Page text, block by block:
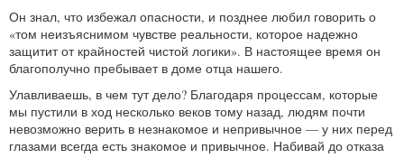
Он знал, что избежал опасности, и позднее любил говорить о
«том неизъяснимом чувстве реальности, которое надежно
защитит от крайностей чистой логики». В настоящее время он
благополучно пребывает в доме отца нашего.
Улавливаешь, в чем тут дело? Благодаря процессам, которые
мы пустили в ход несколько веков тому назад, людям почти
невозможно верить в незнакомое и непривычное — у них перед
глазами всегда есть знакомое и привычное. Набивай до отказа